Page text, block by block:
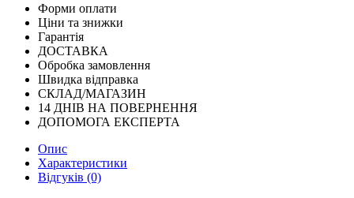
Форми оплати
Ціни та знижки
Гарантія
ДОСТАВКА
Обробка замовлення
Швидка відправка
СКЛАД/МАГАЗИН
14 ДНІВ НА ПОВЕРНЕННЯ
ДОПОМОГА ЕКСПЕРТА
Опис
Характеристики
Відгуків (0)